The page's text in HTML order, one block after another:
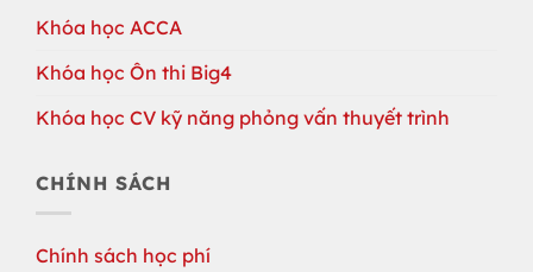
Khóa học ACCA
Khóa học Ôn thi Big4
Khóa học CV kỹ năng phỏng vấn thuyết trình
CHÍNH SÁCH
Chính sách học phí